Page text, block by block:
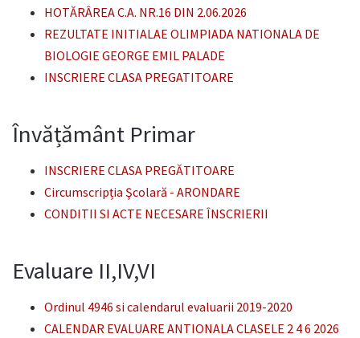
HOTĂRÂREA C.A. NR.16 DIN 2.06.2026
REZULTATE INITIALAE OLIMPIADA NATIONALA DE
BIOLOGIE GEORGE EMIL PALADE
INSCRIERE CLASA PREGATITOARE
Învățământ Primar
INSCRIERE CLASA PREGĂTITOARE
Circumscripția Şcolară - ARONDARE
CONDITII SI ACTE NECESARE ÎNSCRIERII
Evaluare II,IV,VI
Ordinul 4946 si calendarul evaluarii 2019-2020
CALENDAR EVALUARE ANTIONALA CLASELE 2 4 6 2026